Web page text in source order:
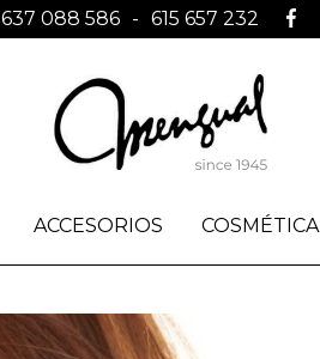
637 088 586 - 615 657 232
ACCESORIOS COSMÉTICA